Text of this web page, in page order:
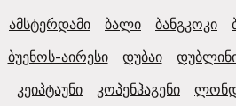
ამსტერდამი ბალი ბანგკოკი
ბუენოს-აირესი
დუბაი
კეიპტაუნი
კოპენჰაგენი